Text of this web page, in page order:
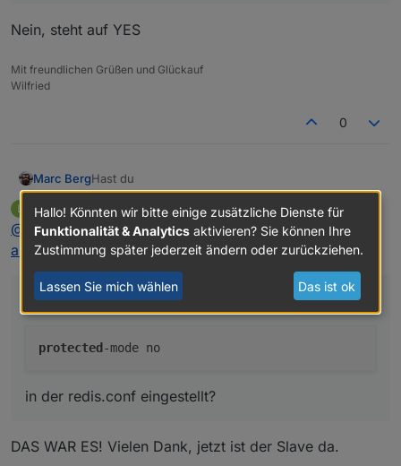
Nein, steht auf YES
Mit freundlichen Grüßen und Glückauf
Wilfried
0
Marc BergHast du
in der redis.conf eingestellt?
L
Offline
Lollo_C schrieb am2. März 2024, 11:38
zuletzt editiert von
@ marc-bergsagte inSystem mit Master/Slave neu
aufsetzen:
Hast du
protected
in der redis.conf eingestellt?
DAS WAR ES! Vielen Dank, jetzt ist der Slave da.
Hallo! Könnten wir bitte einige zusätzliche Dienste für
Funktionalität & Analytics aktivieren? Sie können Ihre
Zustimmung später jederzeit ändern oder zurückziehen.
Lassen Sie mich wählen Das ist ok